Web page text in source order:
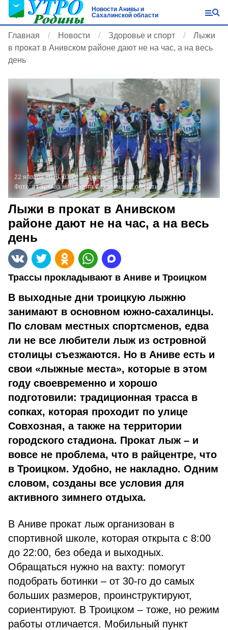
Новости Анивы и
Сахалинской области
Главная Новости Здоровье и спорт
Лыжи
в прокат в Анивском районе дают не на час, а на весь
день
22 января 2023, 03:20
Здоровье и спорт
Фото:из архива минспорта Сахалинской области
Лыжи в прокат в Анивском
районе дают не на час, а на весь
день
Трассы прокладывают в Аниве и Троицком
В выходные дни троицкую лыжню
занимают в основ­ном южно-сахалинцы.
По словам местных спортсменов, едва
ли не все любители лыж из островной
столицы съезжаются. Но в Аниве есть и
свои «лыжные места», которые в этом
году своевременно и хорошо
подготовили: традиционная трасса в
сопках, которая проходит по улице
Совхозная, а также на территории
городского стадиона. Прокат лыж – и
вовсе не проблема, что в райцентре, что
в Троицком. Удобно, не накладно. Одним
словом, созданы все условия для
активного зимнего отдыха.
В Аниве прокат лыж организован в
спортивной школе, кото­рая открыта с 8:00
до 22:00, без обеда и выходных.
Обращаться нужно на вахту: помогут
подобрать ботинки – от 30-го до самых
больших размеров, проинструктируют,
сориентируют. В Тро­ицком – тоже, но режим
работы отличается. Мобильный пункт